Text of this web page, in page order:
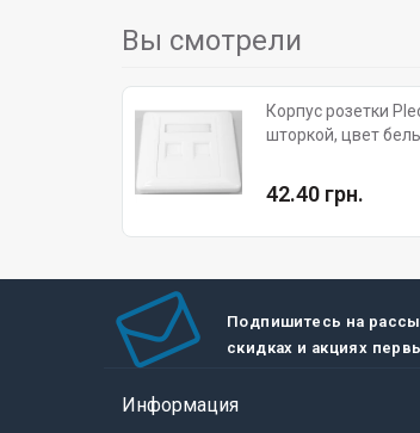
Вы смотрели
Корпус розетки
шторкой, цвет
42.40 грн.
Подпишитесь на
скидках и акциях
Информация